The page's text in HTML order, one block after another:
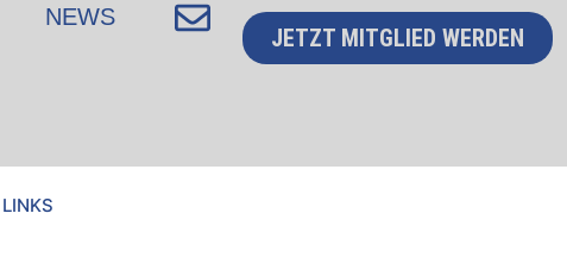
NEWS
JETZT MITGLIED WERDEN
LINKS